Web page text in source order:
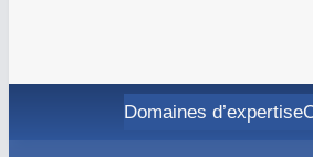
Domaines d’expertise